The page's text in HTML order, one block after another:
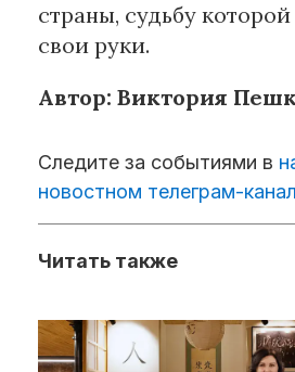
страны, судьбу
свои руки.
Автор: Виктория
Следите за событиями в
новостном телеграм-
Читать также